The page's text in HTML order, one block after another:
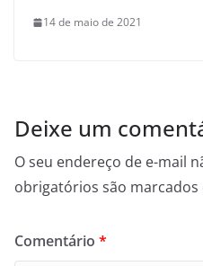
14 de maio de 2021
Deixe um
O seu endereço de e-mail
obrigatórios são marcados
Comentário *